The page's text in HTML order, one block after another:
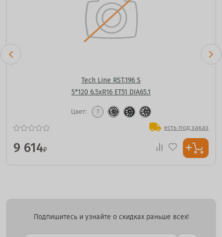
Tech Line RST.196 S
5*120 6.5xR16 ET51 DIA65.1
Цвет: ?
есть под заказ
9 614₽
Подпишитесь и узнайте о скидках раньше всех!